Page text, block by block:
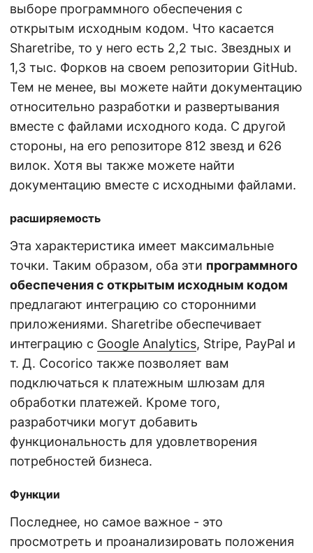
выборе программного обеспечения с
открытым исходным кодом. Что касается
Sharetribe, то у него есть 2,2 тыс. Звездных и
1,3 тыс. Форков на своем репозитории GitHub.
Тем не менее, вы можете найти документацию
относительно разработки и развертывания
вместе с файлами исходного кода. С другой
стороны, на его репозиторе 812 звезд и 626
вилок. Хотя вы также можете найти
документацию вместе с исходными файлами.
расширяемость
Эта характеристика имеет максимальные
точки. Таким образом, оба эти программного
обеспечения с открытым исходным кодом
предлагают интеграцию со сторонними
приложениями. Sharetribe обеспечивает
интеграцию с Google Analytics, Stripe, PayPal и
т. Д. Cocorico также позволяет вам
подключаться к платежным шлюзам для
обработки платежей. Кроме того,
разработчики могут добавить
функциональность для удовлетворения
потребностей бизнеса.
Функции
Последнее, но самое важное - это
просмотреть и проанализировать положения